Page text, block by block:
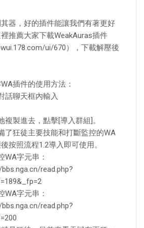
器，好的插件能讓我們有著更好
推薦大家下載WeakAuras插件
ui/670），下載解壓後
插件的使用方法：
話聊天框內輸入
複製進去，點擊[導入群組]。
了狂徒主要技能和打斷監控的WA
按照流程1.2導入即可使用。
WA字元串：
read.php?
WA字元串：
read.php?